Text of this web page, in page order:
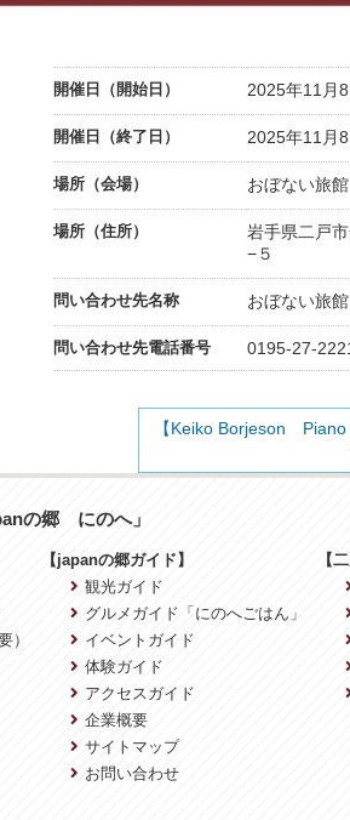
開催日（開始日） 2025年11月8
開催日（終了日） 2025年11月8
場所（会場） おぼない旅館
場所（住所）
岩手県二戸
−５
問い合わせ先名称 おぼない旅館
問い合わせ先電話番号 0195-27-
【Keiko Borjeson
の郷 にのへ」
）
【japanの郷ガイド】
観光ガイド
グルメガイド「にのへごはん」
イベントガイド
体験ガイド
アクセスガイド
企業概要
サイトマップ
お問い合わせ
【